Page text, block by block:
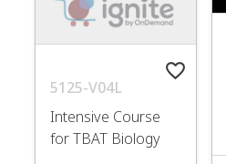
favorite_border
5125-V04L
Intensive Course
for TBAT Biology